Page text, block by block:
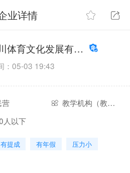
业详情
武汉汇佰川体育文化发展有限公司
：05-03 19:43
营
教学机构（教练组，高尔夫学院）
人以下
有提成 有年假
压力小